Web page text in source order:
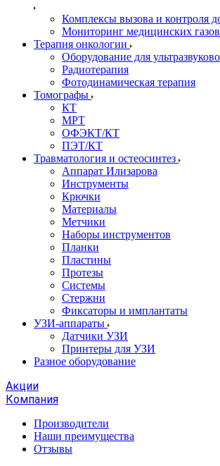
Комплексы вызова и контроля
Мониторинг медицинских газов
Терапия онкологии
Оборудование для
Радиотерапия
Фотодинамическая терапия
Томографы
КТ
МРТ
ОФЭКТ/КТ
ПЭТ/КТ
Травматология и остеосинтез
Аппарат Илизарова
Инструменты
Крючки
Материалы
Метчики
Наборы инструментов
Планки
Пластины
Протезы
Системы
Стержни
Фиксаторы и имплантаты
УЗИ-аппараты
Датчики УЗИ
Принтеры для УЗИ
Разное оборудование
Акции
Компания
Производители
Наши преимущества
Отзывы